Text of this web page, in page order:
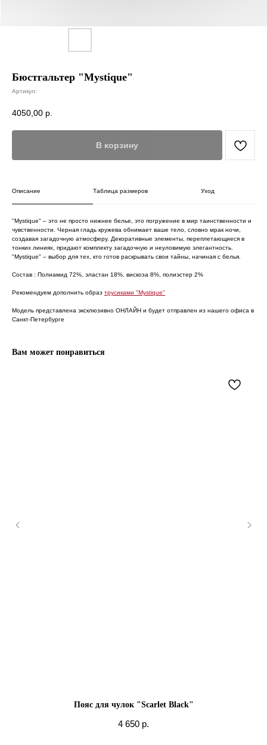
Бюстгальтер "Mystique"
Артикул:
4050,00 р.
В корзину
Описание Таблица размеров Уход
"Mystique" – это не просто нижнее белье, это погружение в мир таинственности и
чувственности. Черная гладь кружева обнимает ваше тело, словно мрак ночи,
создавая загадочную атмосферу. Декоративные элементы, переплетающиеся в
тонких линиях, придают комплекту загадочную и неуловимую элегантность.
"Mystique" – выбор для тех, кто готов раскрывать свои тайны, начиная с белья.
Состав : Полиамид 72%, эластан 18%, вискоза 8%, полиэстер 2%
Рекомендуем дополнить образ трусиками "Mystique"
Модель представлена эксклюзивно ОНЛАЙН и будет отправлен из нашего офиса в
Санкт-Петербурге
Вам может понравиться
Пояс для чулок "Scarlet Black"
4 650 р.